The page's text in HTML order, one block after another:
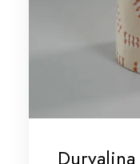
Durvalina